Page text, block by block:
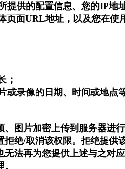
供的配置信息、您的IP地
面URL地址，以及您在使
；
录像的日期、时间或地点等
图片加密上传到服务器进
绝/取消该权限。拒绝提供
法再为您提供上述与之对